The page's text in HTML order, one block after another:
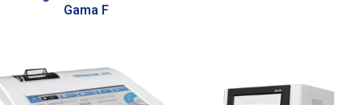
Gama F